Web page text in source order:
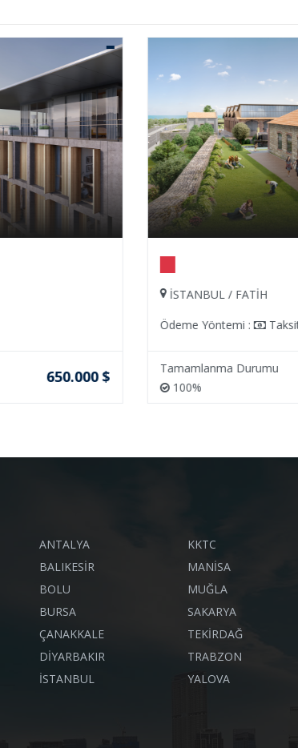
Taksit
Tamamlanma Durumu
100%
2.450.750 $
ANTALYA
BALIKESİR
BOLU
BURSA
ÇANAKKALE
DİYARBAKIR
İSTANBUL
KKTC
MANİSA
MUĞLA
SAKARYA
TEKİRDAĞ
TRABZON
YALOVA